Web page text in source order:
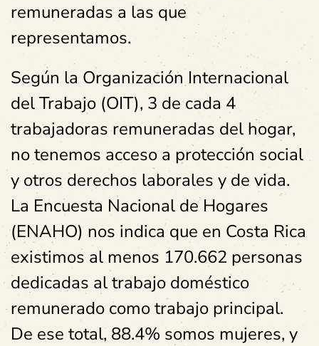
remuneradas a las que
representamos.
Según la Organización Internacional
del Trabajo (OIT), 3 de cada 4
trabajadoras remuneradas del hogar,
no tenemos acceso a protección social
y otros derechos laborales y de vida.
La Encuesta Nacional de Hogares
(ENAHO) nos indica que en Costa Rica
existimos al menos 170.662 personas
dedicadas al trabajo doméstico
remunerado como trabajo principal.
De ese total, 88.4% somos mujeres, y